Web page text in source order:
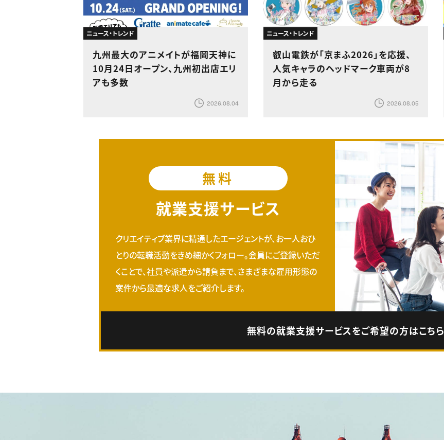
ニュース・トレンド
九州最大のアニメイトが福岡天神に
10月24日オープン、九州初出店エリ
アも多数
2026.08.04
ニュース・トレンド
叡山電鉄が「京まふ2026」を応援、
人気キャラのヘッドマーク車両が8
月から走る
2026.08.05
無料
就業支援サービス
クリエイティブ業界に精通したエージェントが、お一人おひ
とりの転職活動をきめ細かくフォロー。会員にご登録いただ
くことで、社員や派遣から請負まで、さまざまな雇用形態の
案件から最適な求人をご紹介します。
無料の就業支援サービスをご希望の方はこちら